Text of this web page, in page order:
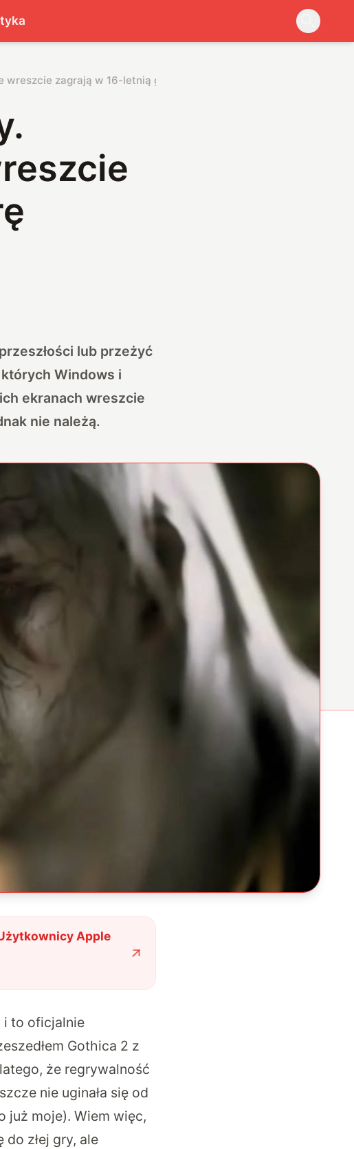
zagrają w 16-letnią grę Polaków
lub przeżyć
Windows i
ekranach wreszcie
nie należą.
Apple
i to oficjalnie
Gothica 2 z
że regrywalność
nie uginała się od
już moje). Wiem więc,
złej gry, ale